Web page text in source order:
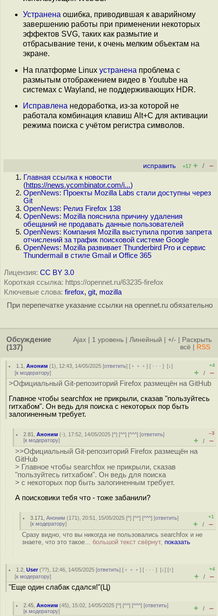
Устранена ошибка, приводившая к аварийному
завершению работы при применении некоторых
эффектов SVG, таких как размытие и
отбрасывание тени, к очень мелким объектам на
экране.
На платформе Linux устранена проблема с
размытым отображением видео в Youtube на
системах с Wayland, не поддерживающих HDR.
Исправлена недоработка, из-за которой не
работала комбинация клавиш Alt+C для активации
режима поиска с учётом регистра символов.
исправить +17 + / –
Главная ссылка к новости
(https://news.ycombinator.com/i...)
OpenNews: Проекты Mozilla Labs стали доступны через
Git
OpenNews: Релиз Firefox 138
OpenNews: Mozilla пояснила причину удаления
обещаний не продавать данные пользователей
OpenNews: Компания Mozilla выступила против запрета
отчислений за трафик поисковой системе Google
OpenNews: Mozilla развивает Thunderbird Pro и сервис
Thundermail в стиле Gmail и Office 365
Лицензия: CC BY 3.0
Короткая ссылка: https://opennet.ru/63235-firefox
Ключевые слова: firefox, git, mozilla
При перепечатке указание ссылки на opennet.ru обязательно
Обсуждение
(137)
Ajax 1 уровень Линейный +/-
Раскрыть
всё
RSS
1.1 ,Аноним (1), 12:43, 14/05/2025 [ответить] [ ﹢﹢﹢] [ · · ·][↓]
[к модератору]
+4
+ / –
>Официальный Git-репозиторий Firefox размещён на GitHub
Главное чтобы searchfox не прикрыли, сказав "пользуйтесь
гитхабом". Он ведь для поиска с некоторых пор быть
залогиненным требует.
2.81 ,Аноним (-), 17:52, 14/05/2025 [^] [^^] [^^^] [ответить]
[к модератору]
–3
+ / –
>>Официальный Git-репозиторий Firefox размещён на
GitHub
> Главное чтобы searchfox не прикрыли, сказав
"пользуйтесь гитхабом". Он ведь для поиска
> с некоторых пор быть залогиненным требует.
А поисковики тебя что - тоже забанили?
3.171 ,Аноним (171), 20:51, 15/05/2025 [^] [^^] [^^^] [ответить]
[к модератору]
+1
+ / –
Сразу видно, что вы никогда не пользовались searchfox и не
знаете, что это такое... большой текст свёрнут, показать
1.2 ,User(??), 12:46, 14/05/2025 [ответить] [ ﹢﹢﹢] [ · · ·][↓] [↑]
[к модератору]
+4
+ / –
"Еще один слабак сдался!"(Ц)
2.45 ,Аноним (45), 15:02, 14/05/2025 [^] [^^] [^^^] [ответить]
[к модератору] + / –